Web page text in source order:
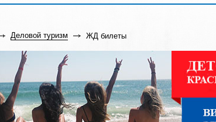
Деловой туризм ЖД билеты